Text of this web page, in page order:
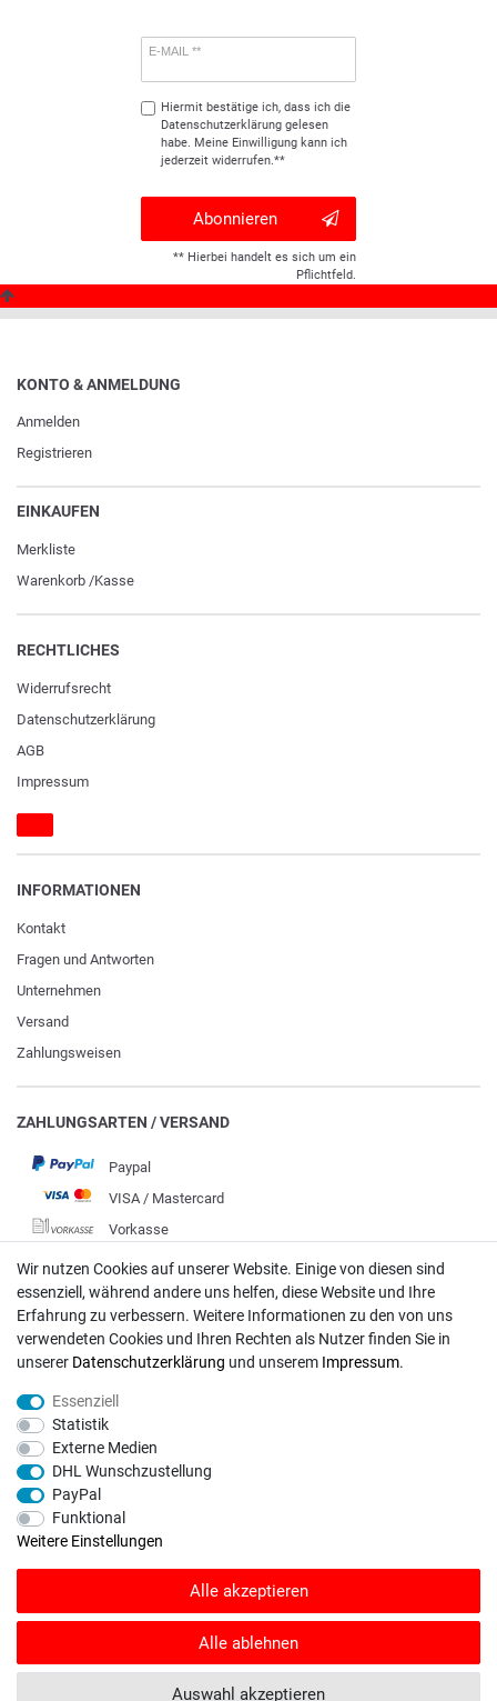
E-MAIL **
Hiermit bestätige ich, dass ich die
Daten­schutz­erklärunggelesen
habe. Meine Einwilligung kann ich
jederzeit widerrufen.**
Abonnieren
** Hierbei handelt es sich um ein
Pflichtfeld.
KONTO & ANMELDUNG
Anmelden
Registrieren
EINKAUFEN
Merkliste
Warenkorb /Kasse
RECHTLICHES
Widerrufs­recht
Daten­schutz­erklärung
AGB
Impressum
INFORMATIONEN
Kontakt
Fragen und Antworten
Unternehmen
Versand
Zahlungsweisen
ZAHLUNGSARTEN / VERSAND
Paypal
VISA / Mastercard
Vorkasse
DHL
Deutsche Post
Bei Fragen wenden Sie sich direkt an unser Service-Team.
info@rasentraktoren-motoren.de
MA-Versand GmbH, 53925 Kall, In der Laach 1-3
SHOPVOTE Bewertungen. SHOPVOTE setzt automatische und manuelle
© Copyright 2026 | Alle Rechte vorbehalten. - Rasentraktoren-Motoren | Realisation
Wir nutzen Cookies auf unserer Website. Einige von diesen sind
essenziell, während andere uns helfen, diese Website und Ihre
Erfahrung zu verbessern. Weitere Informationen zu den von uns
verwendeten Cookies und Ihren Rechten als Nutzer finden Sie in
unserer Daten­schutz­erklärung und unserem Impressum.
Essenziell
Statistik
Externe Medien
DHL Wunschzustellung
PayPal
Funktional
Weitere Einstellungen
Alle akzeptieren
Alle ablehnen
Auswahl akzeptieren